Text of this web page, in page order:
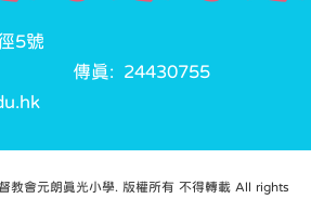
5號
傳真: 24430755
教會元朗真光小學. 版權所有 不得轉載 All rights